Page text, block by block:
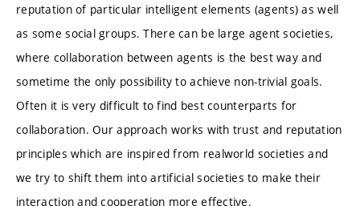
reputation of particular intelligent elements (agents) as well
as some social groups. There can be large agent societies,
where collaboration between agents is the best way and
sometime the only possibility to achieve non-trivial goals.
Often it is very difficult to find best counterparts for
collaboration. Our approach works with trust and reputation
principles which are inspired from realworld societies and
we try to shift them into artificial societies to make their
interaction and cooperation more effective.